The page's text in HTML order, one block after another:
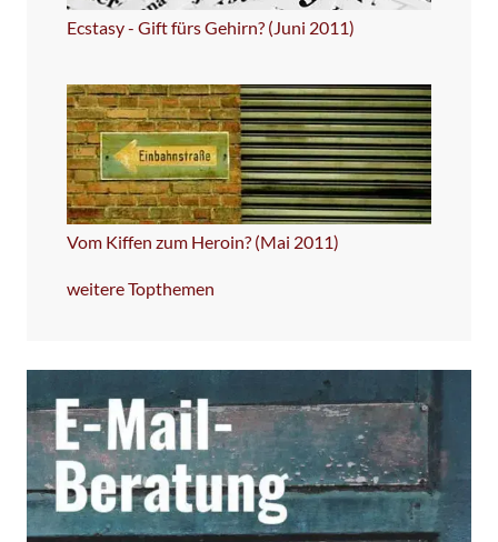
Ecstasy - Gift fürs Gehirn? (Juni 2011)
Vom Kiffen zum Heroin? (Mai 2011)
weitere Topthemen